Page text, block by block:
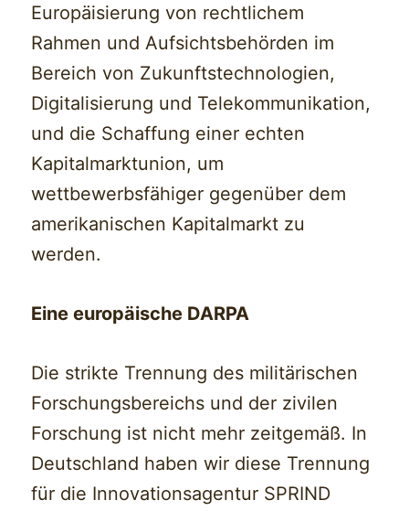
Europäisierung von rechtlichem
Rahmen und Aufsichtsbehörden im
Bereich von Zukunftstechnologien,
Digitalisierung und Telekommunikation,
und die Schaffung einer echten
Kapitalmarktunion, um
wettbewerbsfähiger gegenüber dem
amerikanischen Kapitalmarkt zu
werden.
Eine europäische DARPA
Die strikte Trennung des militärischen
Forschungsbereichs und der zivilen
Forschung ist nicht mehr zeitgemäß. In
Deutschland haben wir diese Trennung
für die Innovationsagentur SPRIND